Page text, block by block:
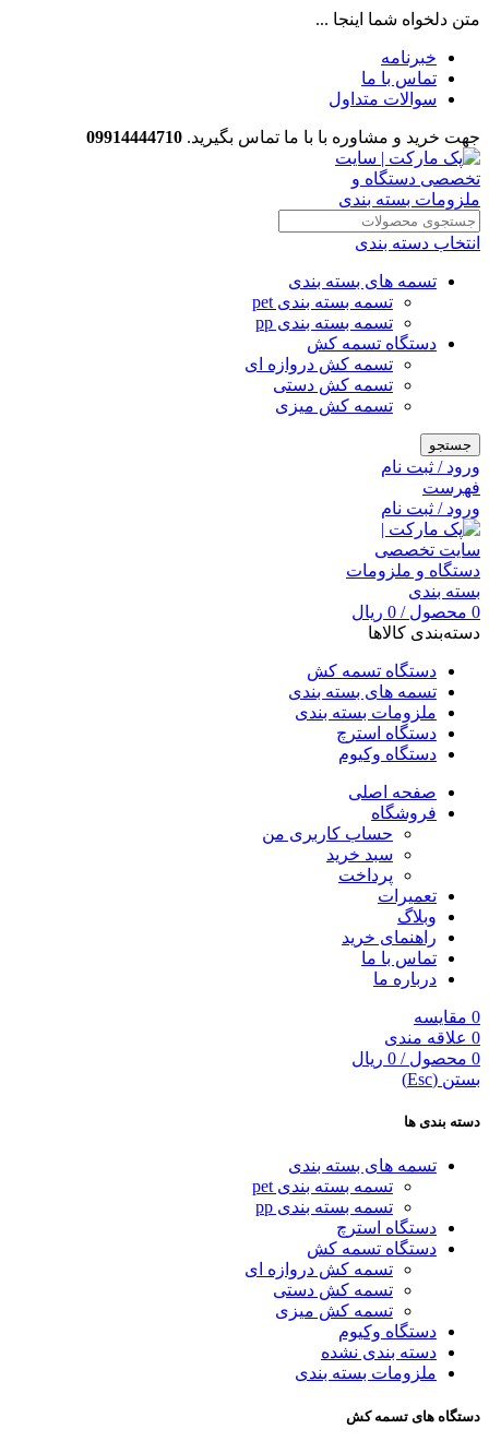
متن دلخواه شما اینجا ...
خبرنامه
تماس با ما
سوالات متداول
جهت خرید و مشاوره با با ما تماس بگیرید. 09914444710
انتخاب دسته بندی
تسمه های بسته بندی
تسمه بسته بندی pet
تسمه بسته بندی pp
دستگاه تسمه کش
تسمه کش دروازه ای
تسمه کش دستی
تسمه کش میزی
جستجو
ورود / ثبت نام
فهرست
ورود / ثبت نام
0 محصول /
0 ریال
دسته‌بندی کالاها
دستگاه تسمه کش
تسمه های بسته بندی
ملزومات بسته بندی
دستگاه استرچ
دستگاه وکیوم
صفحه اصلی
فروشگاه
حساب کاربری من
سبد خرید
پرداخت
تعمیرات
وبلاگ
راهنمای خرید
تماس با ما
درباره ما
0 مقایسه
0 علاقه مندی
0 محصول /
0 ریال
بستن (Esc)
دسته بندی ها
تسمه های بسته بندی
تسمه بسته بندی pet
تسمه بسته بندی pp
دستگاه استرچ
دستگاه تسمه کش
تسمه کش دروازه ای
تسمه کش دستی
تسمه کش میزی
دستگاه وکیوم
دسته بندی نشده
ملزومات بسته بندی
دستگاه های تسمه کش